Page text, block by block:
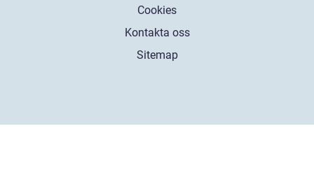
Cookies
Kontakta oss
Sitemap